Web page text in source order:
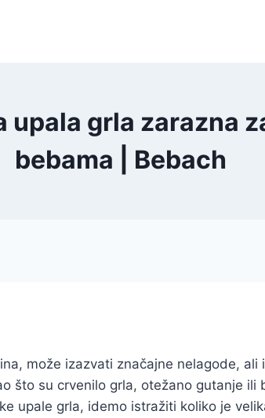
grla zarazna
bebama | Bebach
može izazvati značajne nelagode,
što su crvenilo grla, otežano gutanje
upale grla, idemo istražiti koliko je